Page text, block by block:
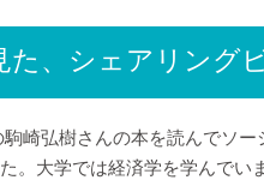
た、シェアリング
崎弘樹さんの本を読んでソ
。大学では経済学を学んで